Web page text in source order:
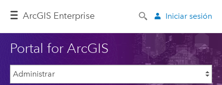
ArcGIS Enterprise Iniciar sesión
Portal for ArcGIS